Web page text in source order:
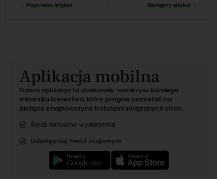
Poprzedni artykuł Następny artykuł
Aplikacja mobilna
Nasza aplikacja to doskonały towarzysz każdego
miłośnika łowiectwa, który pragnie pozostać na
bieżąco z najnowszymi treściami związanych stron.
Śledź aktualne wydarzenia
Udostępniaj treści znajomym